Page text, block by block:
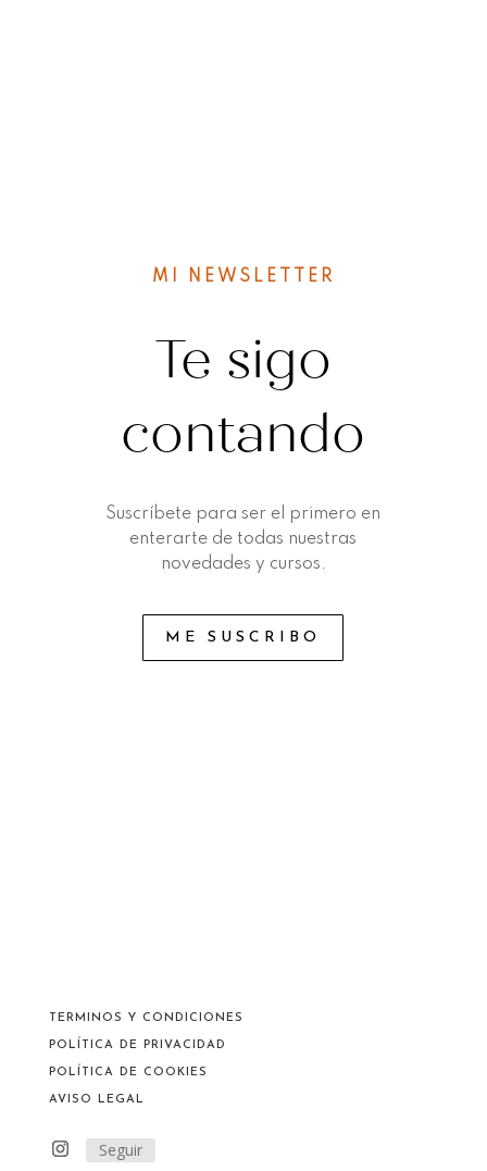
MI NEWSLETTER
Te sigo
contando
Suscríbete para ser el primero en
enterarte de todas nuestras
novedades y cursos.
ME SUSCRIBO
TERMINOS Y CONDICIONES
POLÍTICA DE PRIVACIDAD
POLÍTICA DE COOKIES
AVISO LEGAL
Seguir